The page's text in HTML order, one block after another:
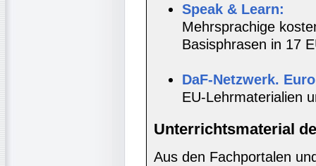
Speak & Learn:
Mehrsprachige
Basisphrasen in 17
DaF-Netzwerk.
EU-Lehrmaterialien
Unterrichtsmaterial
Aus den Fachportalen